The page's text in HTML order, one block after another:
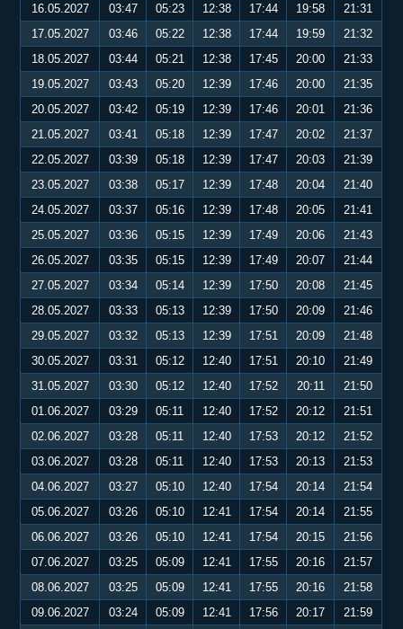
16.05.2027
03:47 05:23 12:38 17:44 19:58
21:31
17.05.2027
03:46 05:22 12:38 17:44 19:59
21:32
18.05.2027
03:44 05:21 12:38 17:45 20:00
21:33
19.05.2027
03:43 05:20 12:39 17:46 20:00
21:35
20.05.2027
03:42 05:19 12:39 17:46 20:01
21:36
21.05.2027
03:41 05:18 12:39 17:47 20:02
21:37
22.05.2027
03:39 05:18 12:39 17:47 20:03
21:39
23.05.2027
03:38 05:17 12:39 17:48 20:04
21:40
24.05.2027
03:37 05:16 12:39 17:48 20:05
21:41
25.05.2027
03:36 05:15 12:39 17:49 20:06
21:43
26.05.2027
03:35 05:15 12:39 17:49 20:07
21:44
27.05.2027
03:34 05:14 12:39 17:50 20:08
21:45
28.05.2027
03:33 05:13 12:39 17:50 20:09
21:46
29.05.2027
03:32 05:13 12:39 17:51 20:09
21:48
30.05.2027
03:31 05:12 12:40 17:51 20:10
21:49
31.05.2027
03:30 05:12 12:40 17:52 20:11
21:50
01.06.2027
03:29 05:11 12:40 17:52 20:12
21:51
02.06.2027
03:28 05:11 12:40 17:53 20:12
21:52
03.06.2027
03:28 05:11 12:40 17:53 20:13
21:53
04.06.2027
03:27 05:10 12:40 17:54 20:14
21:54
05.06.2027
03:26 05:10 12:41 17:54 20:14
21:55
06.06.2027
03:26 05:10 12:41 17:54 20:15
21:56
07.06.2027
03:25 05:09 12:41 17:55 20:16
21:57
08.06.2027
03:25 05:09 12:41 17:55 20:16
21:58
09.06.2027
03:24 05:09 12:41 17:56 20:17
21:59